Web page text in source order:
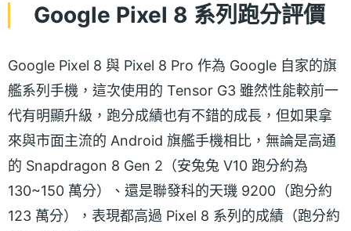
Google Pixel 8 系列跑分評價
Google Pixel 8 與 Pixel 8 Pro 作為 Google 自家的旗
艦系列手機，這次使用的 Tensor G3 雖然性能較前一
代有明顯升級，跑分成績也有不錯的成長，但如果拿
來與市面主流的 Android 旗艦手機相比，無論是高通
的 Snapdragon 8 Gen 2（安兔兔 V10 跑分約為
130~150 萬分）、還是聯發科的天璣 9200（跑分約
123 萬分），表現都高過 Pixel 8 系列的成績（跑分約